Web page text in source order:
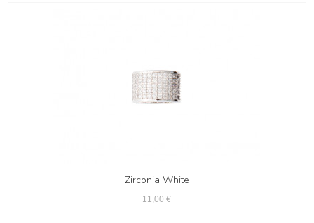
Zirconia White
11,00 €